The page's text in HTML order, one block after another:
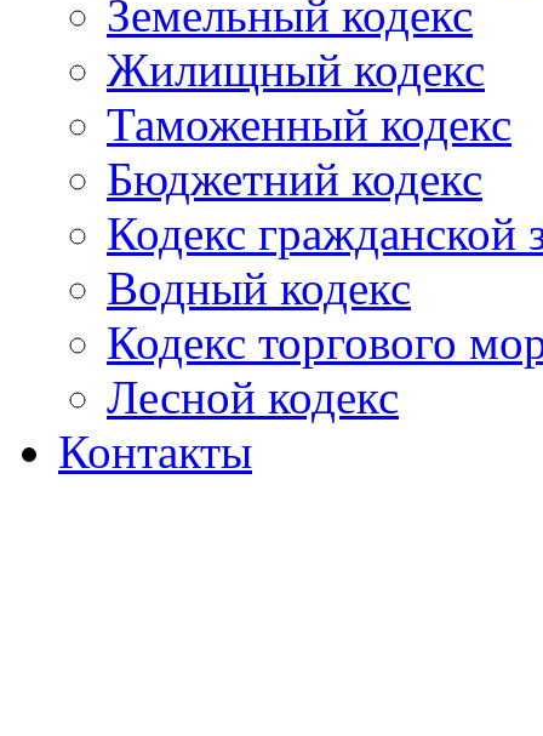
Земельный кодекс
Жилищный кодекс
Таможенный кодекс
Бюджетний кодекс
Кодекс гражданской
Водный кодекс
Кодекс торгового
Лесной кодекс
Контакты